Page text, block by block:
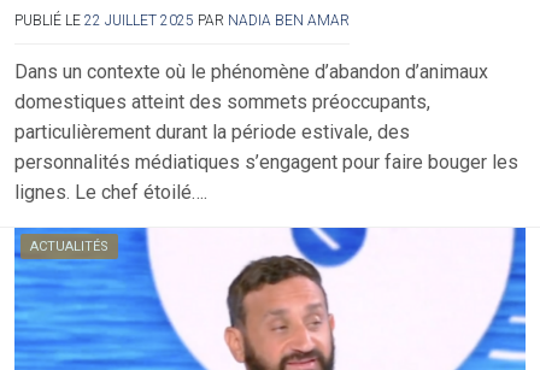
PUBLIÉ LE 22 JUILLET 2025 PAR NADIA BEN AMAR
Dans un contexte où le phénomène d’abandon d’animaux
domestiques atteint des sommets préoccupants,
particulièrement durant la période estivale, des
personnalités médiatiques s’engagent pour faire bouger les
lignes. Le chef étoilé….
ACTUALITÉS